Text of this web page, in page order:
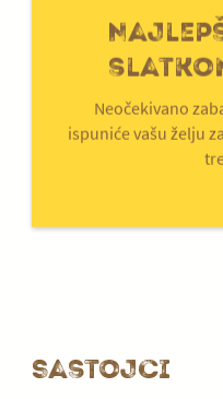
Neočekivano
ispuniće vašu želju
Sastojci